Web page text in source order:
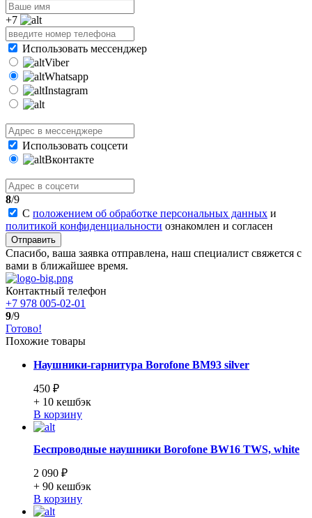
+7
Использовать мессенджер
Viber
Whatsapp
Instagram
Использовать соцсети
Вконтакте
8/9
С положением об обработке персональных данных и
политикой конфиденциальности ознакомлен и согласен
Отправить
Спасибо, ваша заявка отправлена, наш специалист свяжется с
вами в ближайшее время.
Контактный телефон
+7 978 005-02-01
9/9
Готово!
Похожие товары
Наушники-гарнитура Borofone BM93 silver
450 ₽
+ 10 кешбэк
В корзину
Беспроводные наушники Borofone BW16 TWS, white
2 090 ₽
+ 90 кешбэк
В корзину